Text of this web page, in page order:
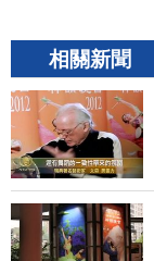
相關新聞